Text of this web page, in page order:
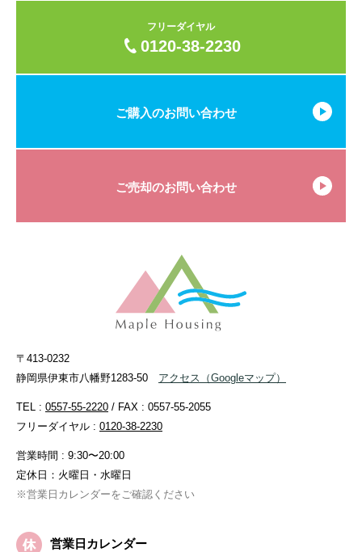
フリーダイヤル
0120-38-2230
ご購入のお問い合わせ
ご売却のお問い合わせ
〒413-0232
静岡県伊東市八幡野1283-50
アクセス （Googleマップ）
TEL : 0557-55-2220 / FAX : 0557-55-2055
フリーダイヤル : 0120-38-2230
営業時間 : 9:30〜20:00
定休日：火曜日・水曜日
※営業日カレンダーをご確認ください
営業日カレンダー